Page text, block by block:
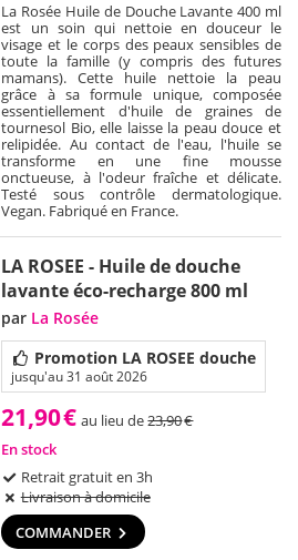
La Rosée Huile de Douche Lavante 400 ml
est un soin qui nettoie en douceur le
visage et le corps des peaux sensibles de
toute la famille (y compris des futures
mamans). Cette huile nettoie la peau
grâce à sa formule unique, composée
essentiellement d'huile de graines de
tournesol Bio, elle laisse la peau douce et
relipidée. Au contact de l'eau, l'huile se
transforme en une fine mousse
onctueuse, à l'odeur fraîche et délicate.
Testé sous contrôle dermatologique.
Vegan. Fabriqué en France.
LA ROSEE - Huile de douche
lavante éco-recharge 800 ml
par La Rosée
Promotion LA ROSEE douche
jusqu'au 31 août 2026
21,90€ au lieu de23,90€
En stock
Retrait gratuit en 3h
Livraison à domicile
COMMANDER